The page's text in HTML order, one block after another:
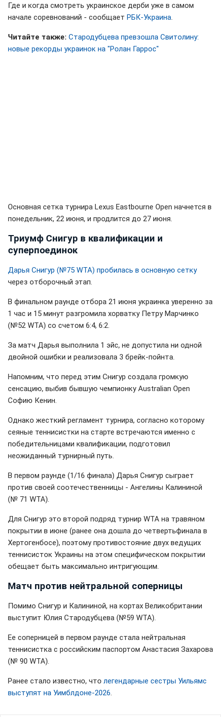
Где и когда смотреть украинское дерби уже в самом
начале соревнований - сообщает РБК-Украина
Читайте также: Стародубцева превзошла Свитолину:
новые рекорды украинок на "Ролан Гаррос"
Основная сетка турнира Lexus Eastbourne Open начнется в
понедельник, 22 июня, и продлится до 27 июня.
Триумф Снигур в квалификации и
суперпоединок
Дарья Снигур (№75 WTA) пробилась в основную сетку
через отборочный этап.
В финальном раунде отбора 21 июня украинка уверенно за
1 час и 15 минут разгромила хорватку Петру Марчинко
(№52 WTA) со счетом 6:4, 6:2.
За матч Дарья выполнила 1 эйс, не допустила ни одной
двойной ошибки и реализовала 3 брейк-пойнта.
Напомним, что перед этим Снигур создала громкую
сенсацию, выбив бывшую чемпионку Australian Open
Софию Кенин.
Однако жесткий регламент турнира, согласно которому
сеяные теннисистки на старте встречаются именно с
победительницами квалификации, подготовил
неожиданный турнирный путь.
В первом раунде (1/16 финала) Дарья Снигур сыграет
против своей соотечественницы - Ангелины Калининой
(№ 71 WTA).
Для Снигур это второй подряд турнир WTA на травяном
покрытии в июне (ранее она дошла до четвертьфинала в
Хертогенбосе), поэтому противостояние двух ведущих
теннисисток Украины на этом специфическом покрытии
обещает быть максимально интригующим.
Матч против нейтральной соперницы
Помимо Снигур и Калининой, на кортах Великобритании
выступит Юлия Стародубцева (№59 WTA).
Ее соперницей в первом раунде стала нейтральная
теннисистка с российским паспортом Анастасия Захарова
(№ 90 WTA).
Ранее стало известно, что легендарные сестры Уильямс
выступят на Уимблдоне-2026